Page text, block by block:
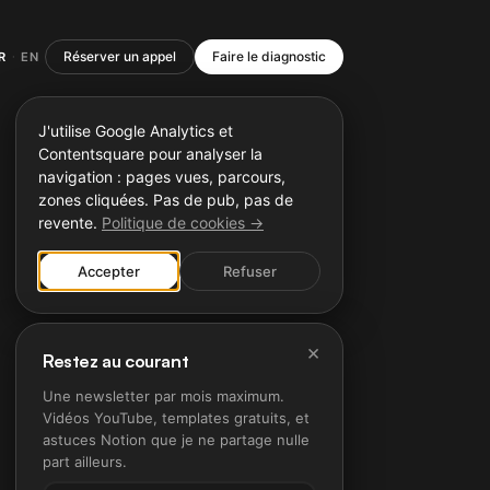
· EN Réserver un appel Faire le diagnostic
J'utilise Google Analytics et
Contentsquare pour analyser la
navigation : pages vues, parcours,
zones cliquées. Pas de pub, pas de
revente. Politique de cookies →
Accepter Refuser
×
Restez au courant
Une newsletter par mois maximum.
Vidéos YouTube, templates gratuits, et
astuces Notion que je ne partage nulle
part ailleurs.